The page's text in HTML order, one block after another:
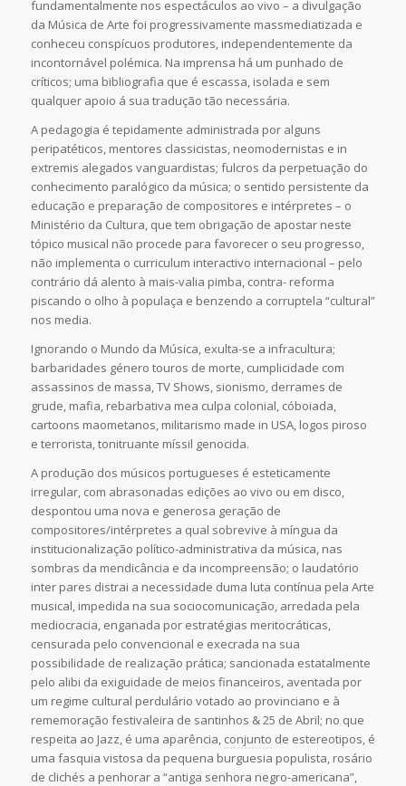
fundamentalmente nos espectáculos ao vivo – a divulgação
da Música de Arte foi progressivamente massmediatizada e
conheceu conspícuos produtores, independentemente da
incontornável polémica. Na imprensa há um punhado de
críticos; uma bibliografia que é escassa, isolada e sem
qualquer apoio á sua tradução tão necessária.
A pedagogia é tepidamente administrada por alguns
peripatéticos, mentores classicistas, neomodernistas e in
extremis alegados vanguardistas; fulcros da perpetuação do
conhecimento paralógico da música; o sentido persistente da
educação e preparação de compositores e intérpretes – o
Ministério da Cultura, que tem obrigação de apostar neste
tópico musical não procede para favorecer o seu progresso,
não implementa o curriculum interactivo internacional – pelo
contrário dá alento à mais-valia pimba, contra- reforma
piscando o olho à populaça e benzendo a corruptela “cultural”
nos media.
Ignorando o Mundo da Música, exulta-se a infracultura;
barbaridades género touros de morte, cumplicidade com
assassinos de massa, TV Shows, sionismo, derrames de
grude, mafia, rebarbativa mea culpa colonial, cóboiada,
cartoons maometanos, militarismo made in USA, logos piroso
e terrorista, tonitruante míssil genocida.
A produção dos músicos portugueses é esteticamente
irregular, com abrasonadas edições ao vivo ou em disco,
despontou uma nova e generosa geração de
compositores/intérpretes a qual sobrevive à míngua da
institucionalização político-administrativa da música, nas
sombras da mendicância e da incompreensão; o laudatório
inter pares distrai a necessidade duma luta contínua pela Arte
musical, impedida na sua sociocomunicação, arredada pela
mediocracia, enganada por estratégias meritocráticas,
censurada pelo convencional e execrada na sua
possibilidade de realização prática; sancionada estatalmente
pelo alibi da exiguidade de meios financeiros, aventada por
um regime cultural perdulário votado ao provinciano e à
rememoração festivaleira de santinhos & 25 de Abril; no que
respeita ao Jazz, é uma aparência, conjunto de estereotipos, é
uma fasquia vistosa da pequena burguesia populista, rosário
de clichés a penhorar a “antiga senhora negro-americana”,